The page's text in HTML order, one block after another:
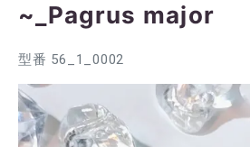
~_Pagrus major
型番 56_1_0002